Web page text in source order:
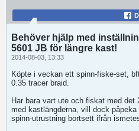
Behöver hjälp med
5601 JB för längre kast!
2014-08-03, 13:33
Köpte i veckan ett spinn-fiske-set,
0.35 tracer braid.
Har bara vart ute och fiskat med det
med kastlängderna, vill dock
spinn-utrustning bortsett ifrån